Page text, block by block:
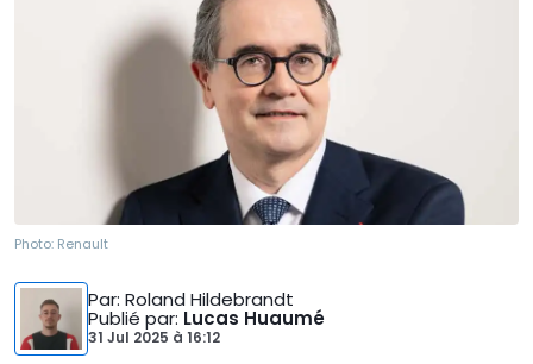
Photo: Renault
Par: Roland Hildebrandt
Publié par: Lucas Huaumé
31 Jul 2025 à 16:12